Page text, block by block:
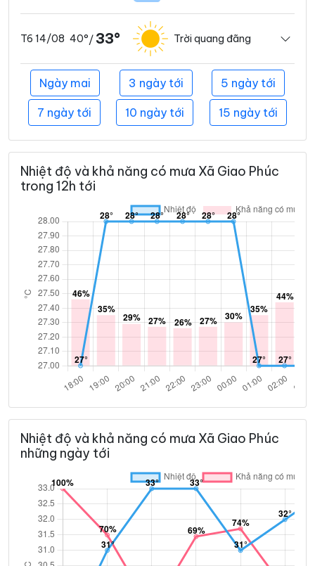
T6 14/08 40°/ 33° Trời quang đãng
Ngày mai 3 ngày tới 5 ngày tới
7 ngày tới 10 ngày tới 15 ngày tới
Nhiệt độ và khả năng có mưa Xã Giao Phúc
trong 12h tới
Nhiệt độ và khả năng có mưa Xã Giao Phúc
những ngày tới